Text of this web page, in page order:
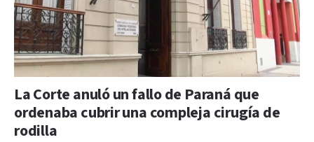
La Corte anuló un fallo de Paraná que
ordenaba cubrir una compleja cirugía de
rodilla